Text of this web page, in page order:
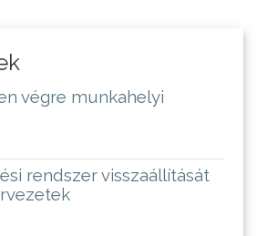
végre munkahelyi
rendszer visszaállítását